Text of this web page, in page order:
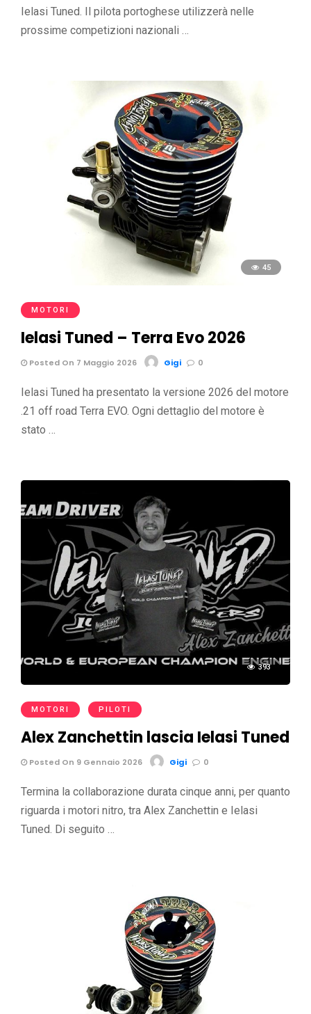
Ielasi Tuned. Il pilota portoghese utilizzerà nelle
prossime competizioni nazionali …
45
MOTORI
Ielasi Tuned – Terra Evo 2026
Posted On 7 Maggio 2026 Gigi 0
Ielasi Tuned ha presentato la versione 2026 del motore
.21 off road Terra EVO. Ogni dettaglio del motore è
stato …
393
MOTORI PILOTI
Alex Zanchettin lascia Ielasi Tuned
Posted On 9 Gennaio 2026 Gigi 0
Termina la collaborazione durata cinque anni, per quanto
riguarda i motori nitro, tra Alex Zanchettin e Ielasi
Tuned. Di seguito …